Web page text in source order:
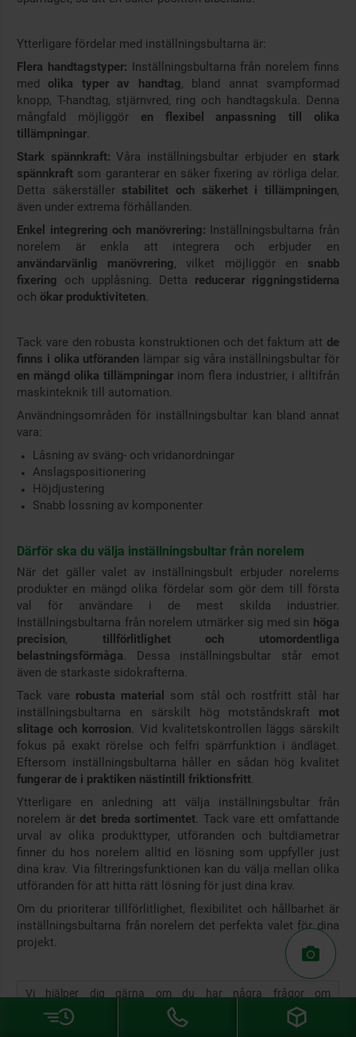
Ytterligare fördelar med inställningsbultarna är:
Flera handtagstyper: Inställningsbultarna från norelem finns
med olika typer av handtag, bland annat svampformad
knopp, T-handtag, stjärnvred, ring och handtagskula. Denna
mångfald möjliggör en flexibel anpassning till olika
tillämpningar.
Stark spännkraft:Våra inställningsbultar erbjuder en stark
spännkraft som garanterar en säker fixering av rörliga delar.
Detta säkerställer stabilitet och säkerhet i tillämpningen,
även under extrema förhållanden.
Enkel integrering och manövrering: Inställningsbultarna från
norelem är enkla att integrera och erbjuder en
användarvänlig manövrering, vilket möjliggör en snabb
fixering och upplåsning. Detta reducerar riggningstiderna
och ökar produktiviteten.
Tack vare den robusta konstruktionen och det faktum att de
finns i olika utföranden lämpar sig våra inställningsbultar för
en mängd olika tillämpningar inom flera industrier, i alltifrån
maskinteknik till automation.
Användningsområden för inställningsbultar kan bland annat
vara:
Låsning av sväng- och vridanordningar
Anslagspositionering
Höjdjustering
Snabb lossning av komponenter
Därför ska du välja inställningsbultar från norelem
När det gäller valet av inställningsbult erbjuder norelems
produkter en mängd olika fördelar som gör dem till första
val för användare i de mest skilda industrier.
Inställningsbultarna från norelem utmärker sig med sin höga
precision, tillförlitlighet och utomordentliga
belastningsförmåga. Dessa inställningsbultar står emot
även de starkaste sidokrafterna.
Tack vare robusta material
som stål och rostfritt stål har
inställningsbultarna en särskilt hög motståndskraft mot
slitage och korrosion. Vid kvalitetskontrollen läggs särskilt
fokus på exakt rörelse och felfri spärrfunktion i ändläget.
Eftersom inställningsbultarna håller en sådan hög kvalitet
fungerar de i praktiken nästintill friktionsfritt.
Ytterligare en anledning att välja inställningsbultar från
norelem är det breda sortimentet. Tack vare ett omfattande
urval av olika produkttyper, utföranden och bultdiametrar
finner du hos norelem alltid en lösning som uppfyller just
dina krav. Via filtreringsfunktionen kan du välja mellan olika
utföranden för att hitta rätt lösning för just dina krav.
Om du prioriterar tillförlitlighet, flexibilitet och hållbarhet är
inställningsbultarna från norelem det perfekta valet för dina
projekt.
Vi hjälper dig gärna om du har några frågor om
inställningsbultar eller annat. Det är bara att
kontaktaoss!